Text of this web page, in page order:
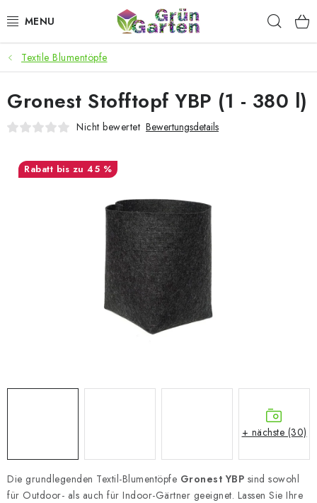
Inhalt
ANGEBOTE
LED PFLANZENLAMPEN
ANBAUBEDARF FÜR DEN HEIMANBAU
AQUARISTIK
Kaufberatung AGB
Datenschutzerklärung Impressum
Textile Blumentöpfe
Die grundlegenden Textil-Blumentöpfe Gronest YBP sind sowohl
für Outdoor- als auch für Indoor-Gärtner geeignet. Lassen Sie Ihre
Gronest Stofftopf YBP (1 - 380 l)
Nicht bewertet Bewertungsdetails
bis zu 45 %
+ nächste (30)